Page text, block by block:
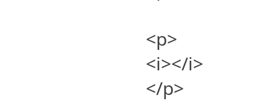
<p>
<i></i>
</p>